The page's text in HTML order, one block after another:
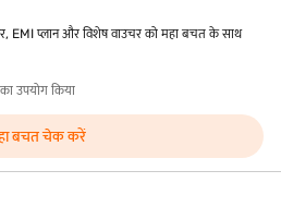
EMI प्लान और विशेष वाउचर को महा बचत के साथ
उपयोग किया
बचत चेक करें